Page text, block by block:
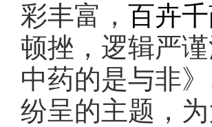
彩丰富， 百卉
顿挫，逻辑严
中药的是与非
纷呈的主题，